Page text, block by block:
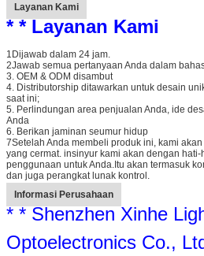
Layanan Kami
* * Layanan Kami
1Dijawab dalam 24 jam.
2Jawab semua pertanyaan Anda dalam
3. OEM & ODM disambut
4. Distributorship ditawarkan untuk desain
saat ini;
5. Perlindungan area penjualan Anda, ide
Anda
6. Berikan jaminan seumur hidup
7Setelah Anda membeli produk ini, kami
yang cermat. insinyur kami akan dengan
penggunaan untuk Anda.Itu akan termasuk
dan juga perangkat lunak kontrol.
Informasi Perusahaan
* * Shenzhen Xinhe
Optoelectronics Co.,